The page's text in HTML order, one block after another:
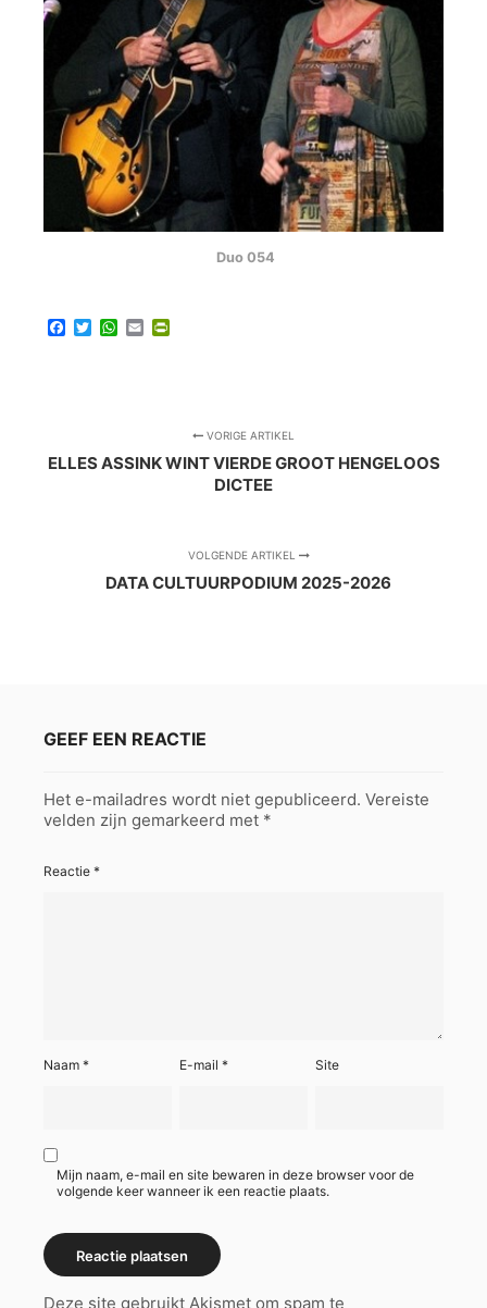
Duo 054
Facebook
TwitterWhatsApp
Email
VORIGE ARTIKEL
ELLES ASSINK WINT VIERDE GROOT HENGELOOS
DICTEE
VOLGENDE ARTIKEL
DATA CULTUURPODIUM 2025-2026
GEEF EEN REACTIE
Het e-mailadres wordt niet gepubliceerd. Vereiste
velden zijn gemarkeerd met *
Reactie *
Naam * E-mail* Site
Mijn naam, e-mail en site bewaren in deze browser voor de
volgende keer wanneer ik een reactie plaats.
Deze site gebruikt Akismet om spam te